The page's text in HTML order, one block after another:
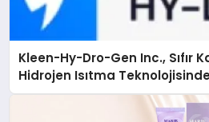
Kleen-Hy-Dro-Gen Inc., Sıfır
Hidrojen Isıtma
Düzenleyici Onaylarını Aldı